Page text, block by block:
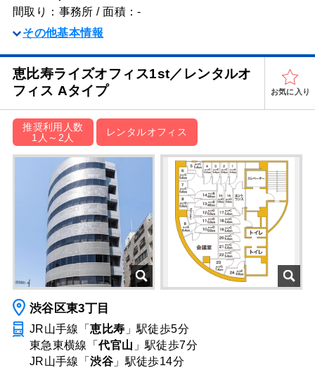
間取り：事務所 / 面積：-
その他基本情報
恵比寿ライズオフィス1st／レンタルオ
フィス Aタイプ
お気に入り
推奨利用人数
1人～2人
レンタルオフィス
渋谷区東3丁目
JR山手線「恵比寿 」駅徒歩5分
東急東横線「代官山 」駅徒歩7分
JR山手線「渋谷 」駅徒歩14分